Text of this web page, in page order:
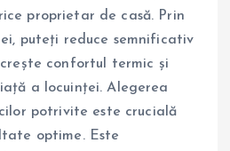
proprietar de casă. Prin
puteți reduce semnificativ
confortul termic și
a locuinței. Alegerea
potrivite este crucială
optime. Este